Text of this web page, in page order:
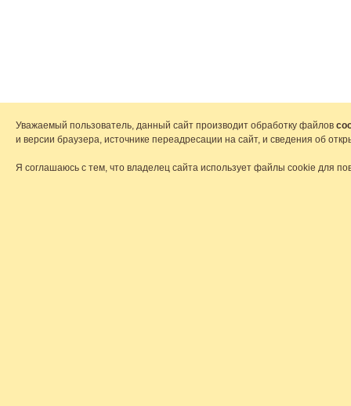
Уважаемый пользователь, данный сайт производит обработку файлов
и версии браузера, источнике переадресации на сайт, и сведения об
Я соглашаюсь с тем, что владелец сайта использует файлы cookie для